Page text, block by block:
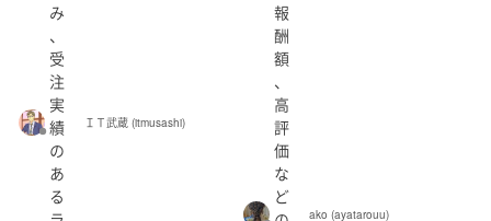
み
、
受
注
実
績
の
あ
る
ＩＴ武蔵 (itmusashi)
報
酬
額
、
高
評
価
な
ど
ako (ayatarouu)